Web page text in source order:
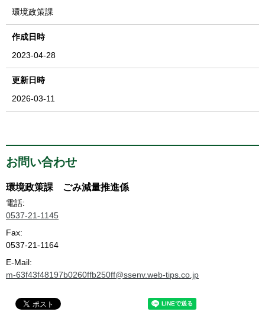
環境政策課
作成日時
2023-04-28
更新日時
2026-03-11
お問い合わせ
環境政策課 ごみ減量推進係
電話:
0537-21-1145
Fax:
0537-21-1164
E-Mail:
m-63f43f48197b0260ffb250ff@ssenv.web-tips.co.jp